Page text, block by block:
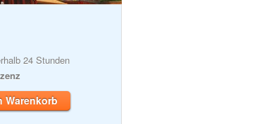
24 Stunden
Warenkorb